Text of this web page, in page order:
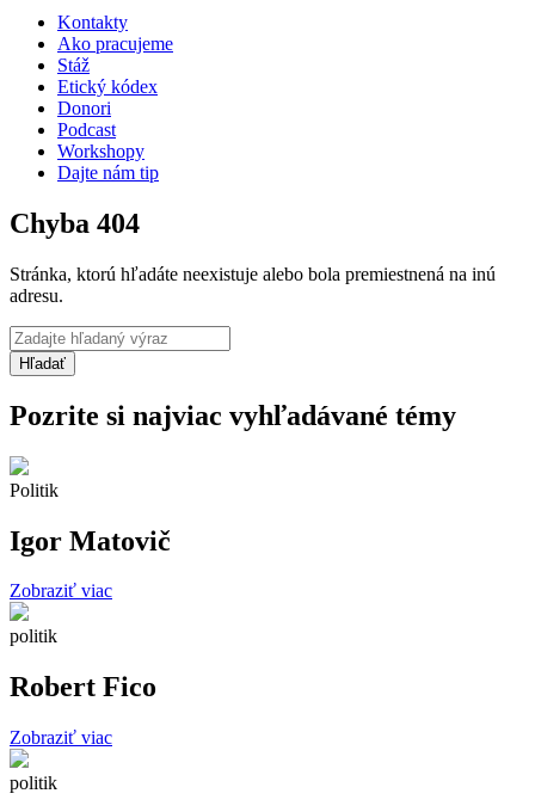
Kontakty
Ako pracujeme
Stáž
Etický kódex
Donori
Podcast
Workshopy
Dajte nám tip
Chyba 404
Stránka, ktorú hľadáte neexistuje alebo bola premiestnená na inú
adresu.
Pozrite si najviac vyhľadávané témy
Politik
Igor Matovič
Zobraziť viac
politik
Robert Fico
Zobraziť viac
politik